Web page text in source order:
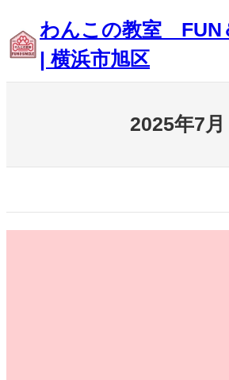
容
を
ス
わんこの教室 FUN
| 横浜市旭区
2025年7月